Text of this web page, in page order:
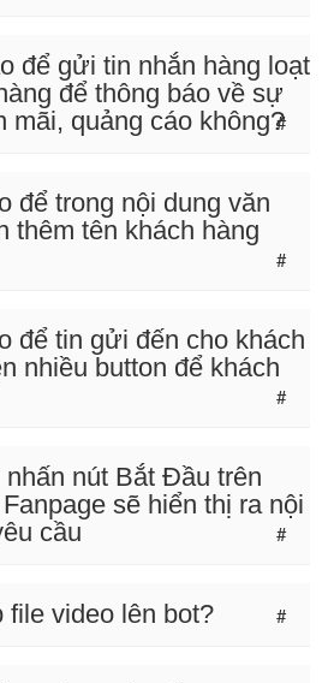
để gửi tin nhắn hàng loạt
để thông báo về sự
mãi, quảng cáo không?
#
để trong nội dung văn
thêm tên khách hàng
#
để tin gửi đến cho khách
nhiều button để khách
#
nút Bắt Đầu trên
sẽ hiển thị ra nội
cầu
#
file video lên bot? #